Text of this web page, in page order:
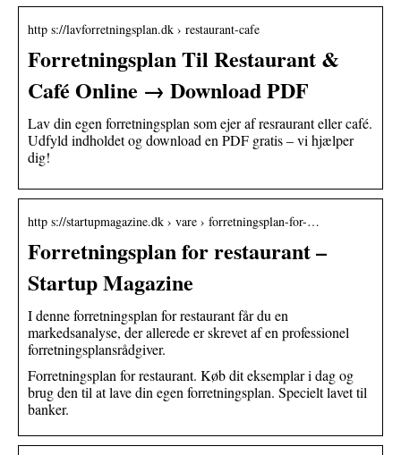
http s://lavforretningsplan.dk › restaurant-cafe
Forretningsplan Til Restaurant &
Café Online → Download PDF
Lav din egen forretningsplan som ejer af resraurant eller café.
Udfyld indholdet og download en PDF gratis – vi hjælper
dig!
http s://startupmagazine.dk › vare › forretningsplan-for-…
Forretningsplan for restaurant –
Startup Magazine
I denne forretningsplan for restaurant får du en
markedsanalyse, der allerede er skrevet af en professionel
forretningsplansrådgiver.
Forretningsplan for restaurant. Køb dit eksemplar i dag og
brug den til at lave din egen forretningsplan. Specielt lavet til
banker.